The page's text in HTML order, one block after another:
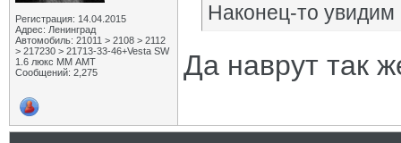
Регистрация: 14.04.2015
Адрес: Ленинград
Автомобиль: 21011 > 2108 > 2112
> 217230 > 21713-33-46+Vesta SW
1.6 люкс ММ АМТ
Сообщений: 2,275
Наконец-то увидим
Да наврут так